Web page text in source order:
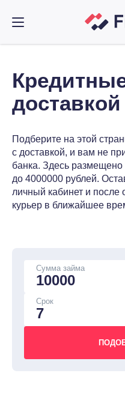
доставкой
Подберите на этой
с доставкой, и вам не
банка. Здесь размещено
до 4000000 рублей.
личный кабинет и после
курьер в ближайшее
Сумма займа
Срок